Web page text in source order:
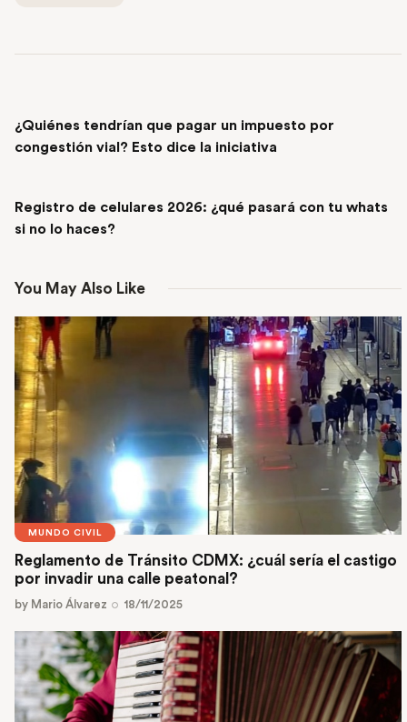
¿Quiénes tendrían que pagar un impuesto por
congestión vial? Esto dice la iniciativa
Registro de celulares 2026: ¿qué pasará con tu whats
si no lo haces?
You May Also Like
MUNDO CIVIL
Reglamento de Tránsito CDMX: ¿cuál sería el castigo
por invadir una calle peatonal?
by Mario Álvarez 18/11/2025